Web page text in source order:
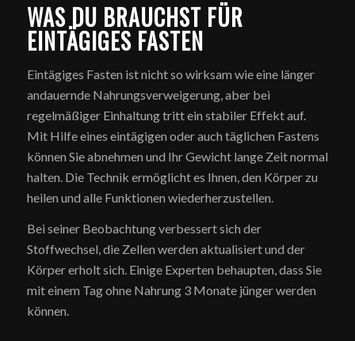
WAS DU BRAUCHST FÜR
EINTÄGIGES FASTEN
Eintägiges Fasten ist nicht so wirksam wie eine länger
andauernde Nahrungsverweigerung, aber bei
regelmäßiger Einhaltung tritt ein stabiler Effekt auf.
Mit Hilfe eines eintägigen oder auch täglichen Fastens
können Sie abnehmen und Ihr Gewicht lange Zeit normal
halten. Die Technik ermöglicht es Ihnen, den Körper zu
heilen und alle Funktionen wiederherzustellen.
Bei seiner Beobachtung verbessert sich der
Stoffwechsel, die Zellen werden aktualisiert und der
Körper erholt sich. Einige Experten behaupten, dass Sie
mit einem Tag ohne Nahrung 3 Monate jünger werden
können.